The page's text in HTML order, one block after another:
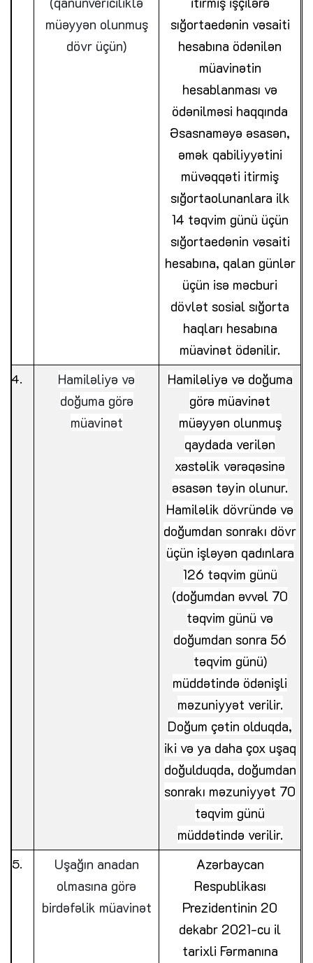
müəyyən olunmuş
dövr üçün)
sığortaedənin vəsaiti
hesabına ödənilən
müavinətin
hesablanması və
ödənilməsi haqqında
Əsasnaməyə əsasən,
əmək qabiliyyətini
müvəqqəti itirmiş
sığortaolunanlara ilk
14 təqvim günü üçün
sığortaedənin vəsaiti
hesabına, qalan günlər
üçün isə məcburi
dövlət sosial sığorta
haqları hesabına
müavinət ödənilir.
Hamiləliyə və
doğuma görə
müavinət
Hamiləliyə və doğuma
görə müavinət
müəyyən olunmuş
qaydada verilən
xəstəlik vərəqəsinə
əsasən təyin olunur.
Hamiləlik dövründə və
doğumdan sonrakı dövr
üçün işləyən qadınlara
126 təqvim günü
(doğumdan əvvəl 70
təqvim günü və
doğumdan sonra 56
təqvim günü)
müddətində ödənişli
məzuniyyət verilir.
Doğum çətin olduqda,
iki və ya daha çox uşaq
doğulduqda, doğumdan
sonrakı məzuniyyət 70
təqvim günü
müddətində verilir.
Uşağın anadan
olmasına görə
birdəfəlik müavinət
Azərbaycan
Respublikası
Prezidentinin 20
dekabr 2021-cu il
tarixli Fərmanına